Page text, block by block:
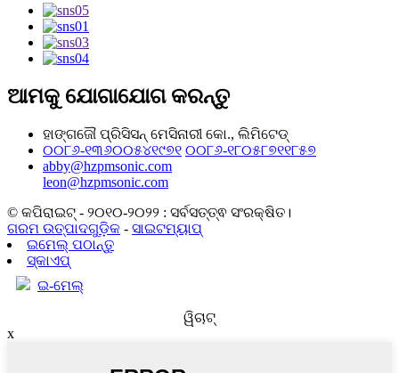
ଆମକୁ ଯୋଗାଯୋଗ କରନ୍ତୁ
ହାଙ୍ଗଜୌ ପ୍ରିସିସନ୍ ମେସିନାରୀ କୋ., ଲିମିଟେଡ୍
୦୦୮୬-୧୩୬୦୦୫୪୧୯୭୧ ୦୦୮୬-୧୮୦୫୮୭୧୧୮୫୭
abby@hzpmsonic.com
leon@hzpmsonic.com
© କପିରାଇଟ୍ - ୨୦୧୦-୨୦୨୨ : ସର୍ବସତ୍ତ୍ଵ ସଂରକ୍ଷିତ।
ଗରମ ଉତ୍ପାଦଗୁଡ଼ିକ - ସାଇଟମ୍ୟାପ୍
ଇମେଲ୍ ପଠାନ୍ତୁ
ସ୍କାଏପ୍
ଇ-ମେଲ୍
ୱିଚାଟ୍
x